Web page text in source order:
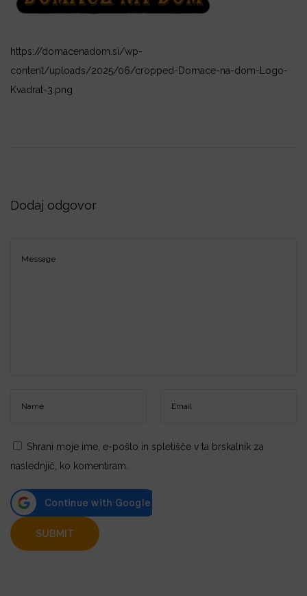
https://domacenadom.si/wp-
content/uploads/2025/06/cropped-Domace-na-dom-Logo-
Kvadrat-3.png
Dodaj odgovor
Shrani moje ime, e-pošto in spletišče v ta brskalnik za
naslednjič, ko komentiram.